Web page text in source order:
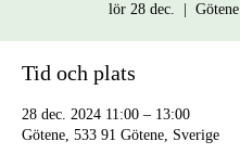
lör 28 dec. Götene
Tid och plats
28 dec. 2024 11:00 – 13:00
Götene, 533 91 Götene, Sverige